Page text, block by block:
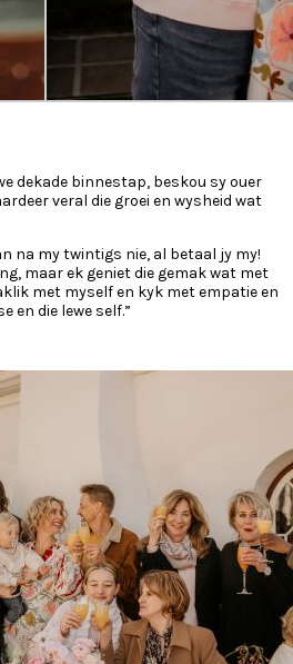
dekade binnestap, beskou sy ouer
veral die groei en wysheid wat
na my twintigs nie, al betaal jy my!
maar ek geniet die gemak wat met
met myself en kyk met empatie en
en die lewe self.”